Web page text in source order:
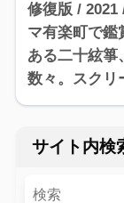
修復版 / 2021
マ有楽町で鑑
ある二十絃箏
数々。スクリ
サイト内検